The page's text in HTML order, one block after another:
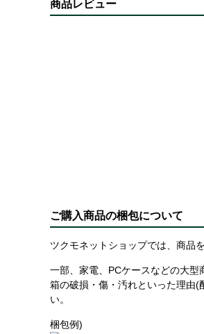
商品レビュー
ご購入商品の梱包について
ツクモネットショップでは、商品
一部、家電、PCケースなどの大
箱の破損・傷・汚れといった理由
い。
梱包例)